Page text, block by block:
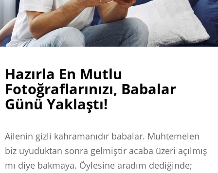
Hazırla En Mutlu
Fotoğraflarınızı, Babalar
Günü Yaklaştı!
Ailenin gizli kahramanıdır babalar. Muhtemelen
biz uyuduktan sonra gelmiştir acaba üzeri açılmış
mı diye bakmaya. Öylesine aradım dediğinde;